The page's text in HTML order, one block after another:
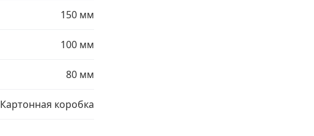
150 мм
100 мм
80 мм
Картонная коробка